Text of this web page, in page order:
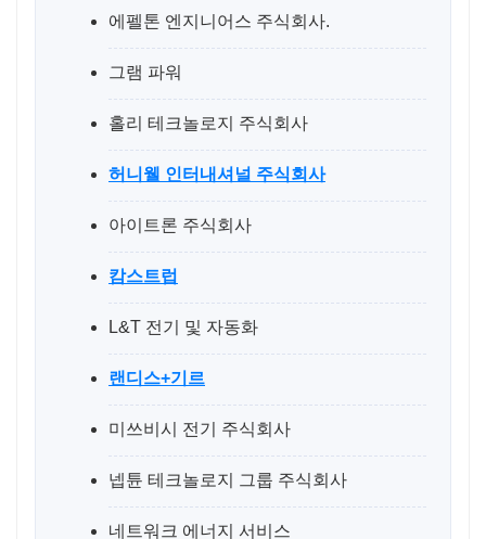
에펠톤 엔지니어스 주식회사.
그램 파워
홀리 테크놀로지 주식회사
허니웰 인터내셔널 주식회사
아이트론 주식회사
캄스트럽
L&T 전기 및 자동화
랜디스+기르
미쓰비시 전기 주식회사
넵튠 테크놀로지 그룹 주식회사
네트워크 에너지 서비스